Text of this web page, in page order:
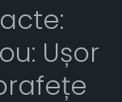
Ușor